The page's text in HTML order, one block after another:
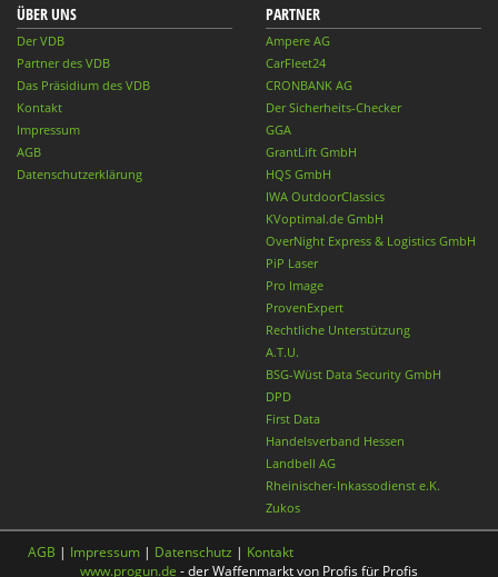
ÜBER UNS
Der VDB
Partner des VDB
Das Präsidium des VDB
Kontakt
Impressum
AGB
Datenschutzerklärung
PARTNER
Ampere AG
CarFleet24
CRONBANK AG
Der Sicherheits-Checker
GGA
GrantLift GmbH
HQS GmbH
IWA OutdoorClassics
KVoptimal.de GmbH
OverNight Express & Logistics GmbH
PiP Laser
Pro Image
ProvenExpert
Rechtliche Unterstützung
A.T.U.
BSG-Wüst Data Security GmbH
DPD
First Data
Handelsverband Hessen
Landbell AG
Rheinischer-Inkassodienst e.K.
Zukos
AGB | Impressum | Datenschutz | Kontakt
www.progun.de - der Waffenmarkt von Profis für Profis